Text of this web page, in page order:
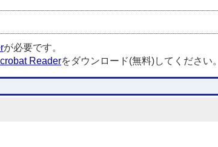
が必要です。
Readerをダウンロード(無料)してください。